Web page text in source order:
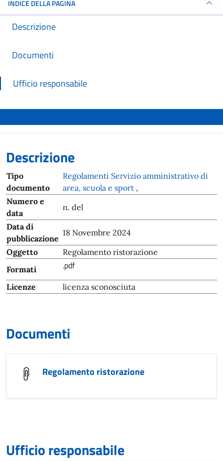
INDICE DELLA PAGINA
Descrizione
Documenti
Ufficio responsabile
Descrizione
Tipo
documento
Regolamenti Servizio amministrativo di
area, scuola e sport ,
Numero e
data
n. del
Data di
pubblicazione
18 Novembre 2024
Oggetto
Regolamento ristorazione
Formati
.pdf
Licenze licenza sconosciuta
Documenti
Regolamento ristorazione
Ufficio responsabile